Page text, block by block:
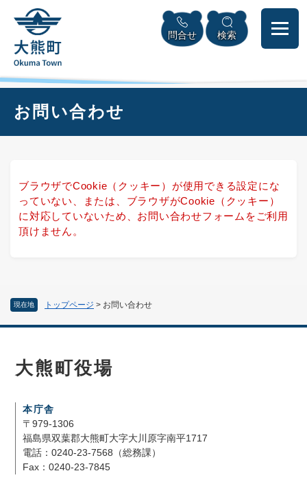
頭
メニューを飛ばして本文へ
問合せ 検索
現在地 トップページ > お問い合わせ
お問い合わせ
ブラウザでCookie（クッキー）が使用できる設定にな
っていない、または、ブラウザがCookie（クッキー）
に対応していないため、お問い合わせフォームをご利用
頂けません。
大熊町役場
本庁舎
〒979-1306
福島県双葉郡大熊町大字大川原字南平1717
電話：0240-23-7568（総務課）
Fax：0240-23-7845